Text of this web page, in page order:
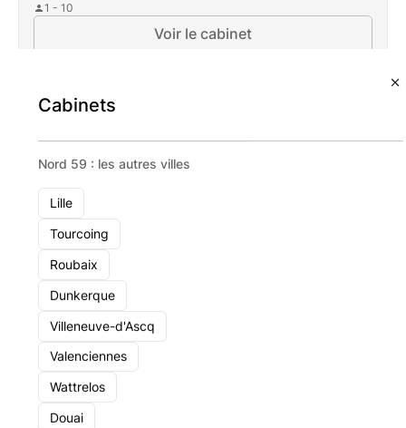
Cabinets
Nord 59 : les autres villes
Lille
Tourcoing
Roubaix
Dunkerque
Villeneuve-d'Ascq
Valenciennes
Wattrelos
Douai
1 - 10
Voir le cabinet